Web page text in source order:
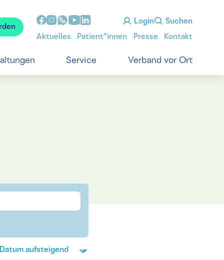
Login Suchen
Aktuelles Patient*innen Presse Kontakt
Service Verband vor Ort